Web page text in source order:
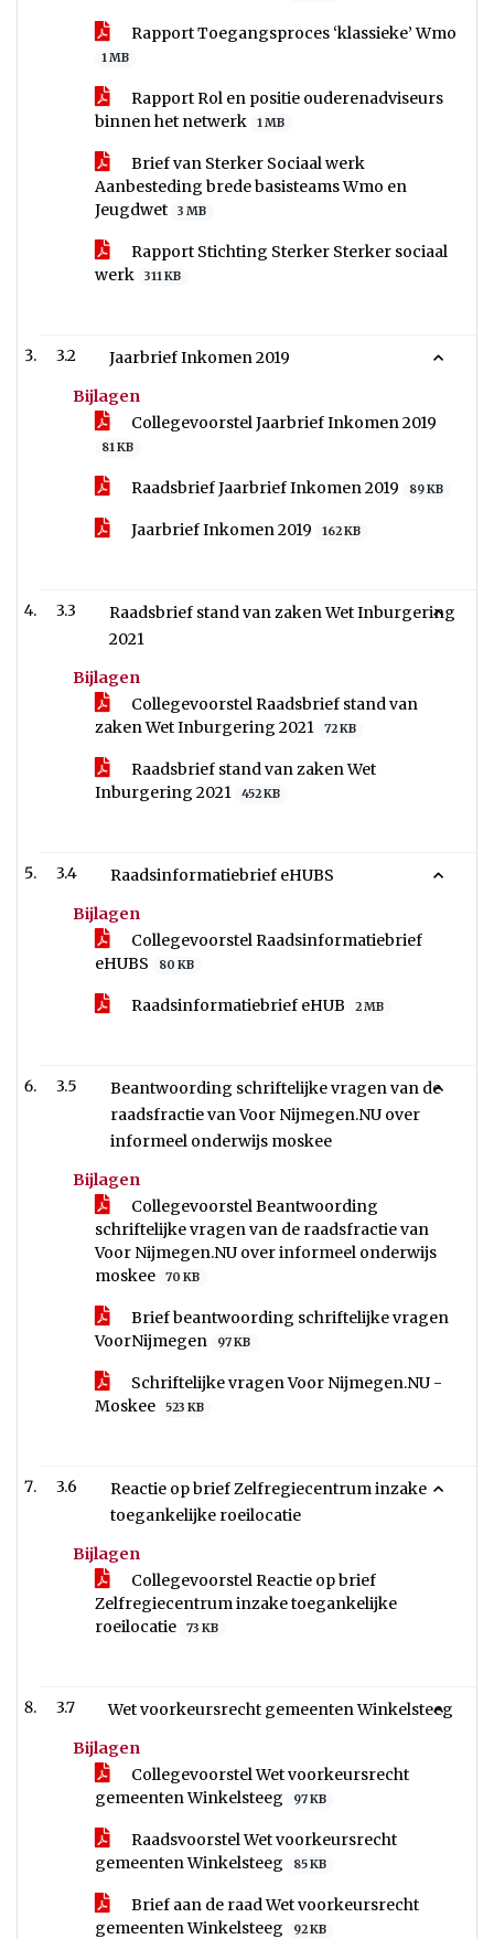
Rapport Toegangsproces ‘klassieke’ Wmo
1 MB
Rapport Rol en positie ouderenadviseurs
binnen het netwerk
1 MB
Brief van Sterker Sociaal werk
Aanbesteding brede basisteams Wmo en
Jeugdwet
3 MB
Rapport Stichting Sterker Sterker sociaal
werk
311 KB
3.2
Jaarbrief Inkomen 2019
Bijlagen
Collegevoorstel Jaarbrief Inkomen 2019
81 KB
Raadsbrief Jaarbrief Inkomen 2019 89 KB
Jaarbrief Inkomen 2019 162 KB
3.3
Raadsbrief stand van zaken Wet Inburgering
2021
Bijlagen
Collegevoorstel Raadsbrief stand van
zaken Wet Inburgering 2021
72 KB
Raadsbrief stand van zaken Wet
Inburgering 2021
452 KB
3.4
Raadsinformatiebrief eHUBS
Bijlagen
Collegevoorstel Raadsinformatiebrief
eHUBS
80 KB
Raadsinformatiebrief eHUB 2 MB
3.5
Beantwoording schriftelijke vragen van de
raadsfractie van Voor Nijmegen.NU over
informeel onderwijs moskee
Bijlagen
Collegevoorstel Beantwoording
schriftelijke vragen van de raadsfractie van
Voor Nijmegen.NU over informeel onderwijs
moskee
70 KB
Brief beantwoording schriftelijke vragen
VoorNijmegen
97 KB
Schriftelijke vragen Voor Nijmegen.NU -
Moskee
523 KB
3.6
Reactie op brief Zelfregiecentrum inzake
toegankelijke roeilocatie
Bijlagen
Collegevoorstel Reactie op brief
Zelfregiecentrum inzake toegankelijke
roeilocatie
73 KB
3.7
Wet voorkeursrecht gemeenten Winkelsteeg
Bijlagen
Collegevoorstel Wet voorkeursrecht
gemeenten Winkelsteeg
97 KB
Raadsvoorstel Wet voorkeursrecht
gemeenten Winkelsteeg
85 KB
Brief aan de raad Wet voorkeursrecht
gemeenten Winkelsteeg
92 KB